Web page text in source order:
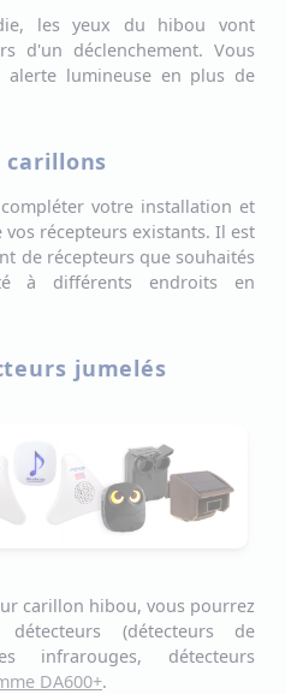
lesyeux du hibou vont
d'un déclenchement. Vous
alerte lumineuse en plus de
carillons
votre installation et
récepteurs existants. Il est
de récepteurs que souhaités
à différents endroits en
jumelés
carillon hibou, vous pourrez
(détecteurs de
infrarouges, détecteurs
DA600+.